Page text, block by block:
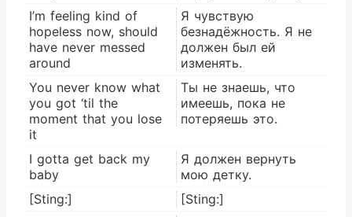
I’m feeling kind of
hopeless now, should
have never messed
around
Я чувствую
безнадёжность. Я не
должен был ей
изменять.
You never know what
you got ‘til the
moment that you lose
it
Ты не знаешь, что
имеешь, пока не
потеряешь это.
I gotta get back my
baby
Я должен вернуть
мою детку.
[Sting:]
[Sting:]